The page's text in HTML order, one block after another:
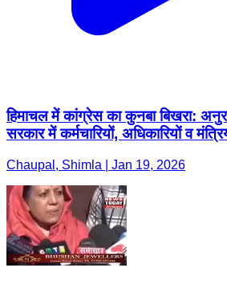
हिमाचल में कांग्रेस का कुनबा बिखरा:
सरकार में कर्मचारियों, अधिकारियों व
Chaupal, Shimla | Jan 19, 2026